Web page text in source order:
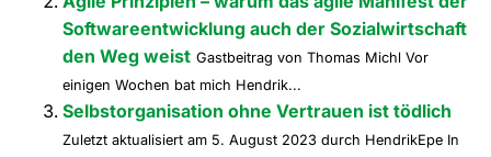
Softwareentwicklung auch der Sozialwirtschaft
den Weg weist Gastbeitrag von Thomas Michl Vor
einigen Wochen bat mich Hendrik...
Selbstorganisation ohne Vertrauen ist tödlich
Zuletzt aktualisiert am 5. August 2023 durch HendrikEpe In